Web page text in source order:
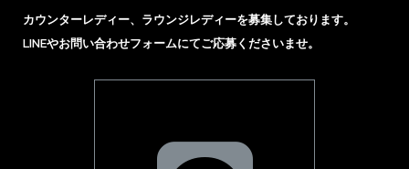
カウンターレディー、ラウンジレディーを募集しております。
LINEやお問い合わせフォームにてご応募くださいませ。